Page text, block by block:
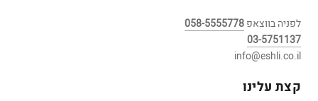
לפניה בווצאפ058-5555778
03-5751137
info@eshli.co.il
קצת עלינו